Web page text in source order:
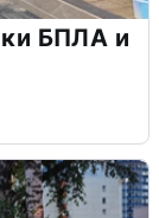
БПЛА и